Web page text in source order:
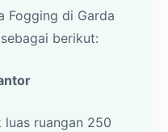
Fogging di Garda
berikut:
ruangan 250